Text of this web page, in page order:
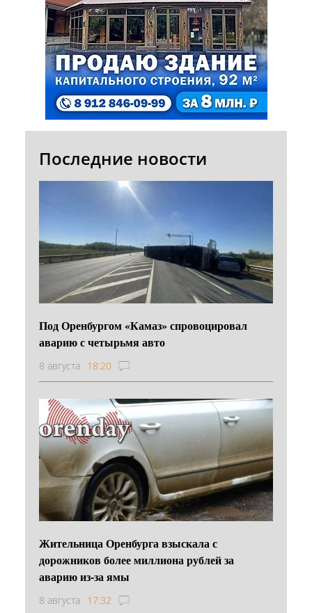
Последние новости
Под Оренбургом «Камаз» спровоцировал
аварию с четырьмя авто
8 августа 18:20
Жительница Оренбурга взыскала с
дорожников более миллиона рублей за
аварию из-за ямы
8 августа 17:32